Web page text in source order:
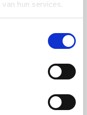
hun services.
hebben we zo’n
zijn voor kleine en
gelijkvloers over